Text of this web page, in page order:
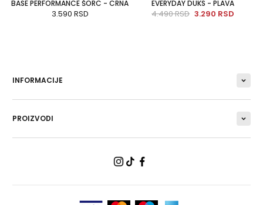
BASE PERFORMANCE ŠORC - CRNA
3.590 RSD
EVERYDAY DUKS - PLAVA
4.490 RSD 3.290 RSD
INFORMACIJE
PROIZVODI